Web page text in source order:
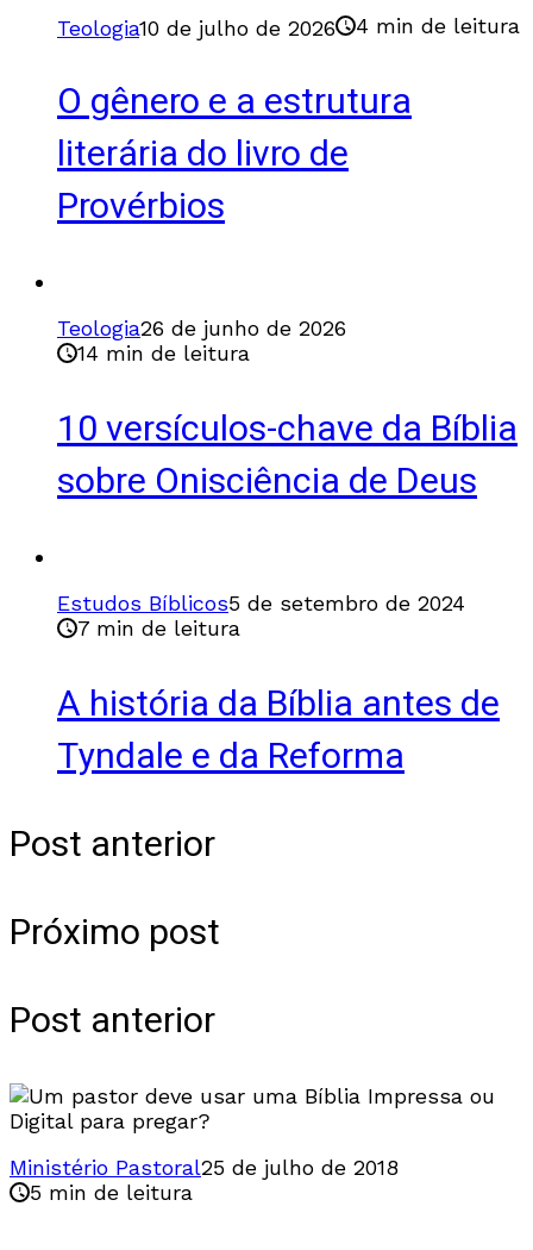
Teologia10 de julho de 2026 4 min de leitura
O gênero e a estrutura
literária do livro de
Provérbios
Teologia26 de junho de 2026
14 min de leitura
10 versículos-chave da Bíblia
sobre Onisciência de Deus
Estudos Bíblicos5 de setembro de 2024
7 min de leitura
A história da Bíblia antes de
Tyndale e da Reforma
Post anterior
Próximo post
Post anterior
Ministério Pastoral25 de julho de 2018
5 min de leitura